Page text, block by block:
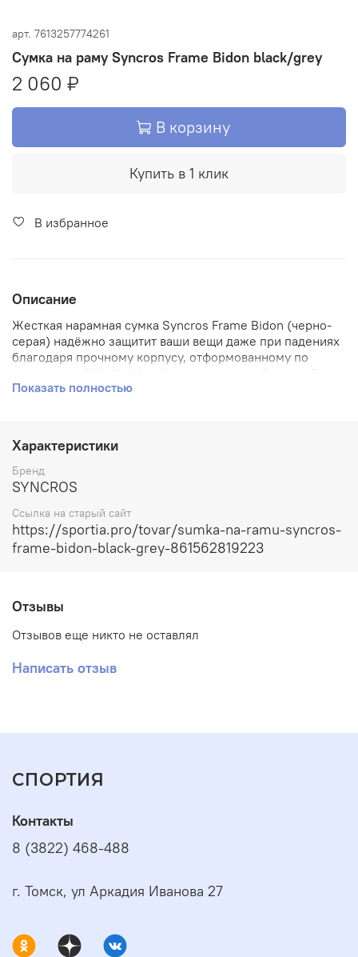
арт. 7613257774261
Сумка на раму Syncros Frame Bidon black/grey
2 060 ₽
В корзину
Купить в 1 клик
В избранное
Описание
Жесткая нарамная сумка Syncros Frame Bidon (черно-
серая) надёжно защитит ваши вещи даже при падениях
благодаря прочному корпусу, отформованному по
Bidon (черно-серая) обладает низким весом при
сухими, а жесткий корпус защитит их даже при
падениях.#br##br#Особенности Syncros Frame
Bidon#br#+ Жесткий корпус#br#+ Замок-молния с
водоотталкивающим покрытием#br#+ Внутренние
установки#br#+ Размеры: длина 12 см, высота 6,5 см х
ширина 6,5 см
Показать полностью
Характеристики
Бренд
SYNCROS
Ссылка на старый сайт
https://sportia.pro/tovar/sumka-na-ramu-syncros-
frame-bidon-black-grey-861562819223
Отзывы
Отзывов еще никто не оставлял
Написать отзыв
СПОРТИЯ
Контакты
8 (3822) 468-488
г. Томск, ул Аркадия Иванова 27